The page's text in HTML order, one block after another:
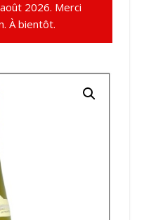
2026. Merci
À bientôt.